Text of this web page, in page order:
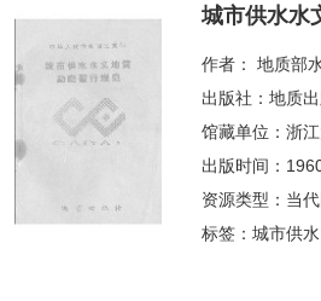
城市供水水
作者： 地质部
出版社：地质
馆藏单位：浙
出版时间：
资源类型：当
标签：城市供